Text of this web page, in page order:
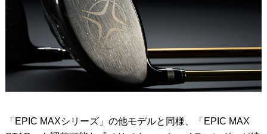
「EPIC MAXシリーズ」の他モデルと同様、「EPIC MAX